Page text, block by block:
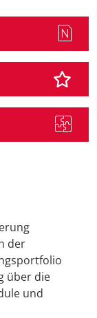
der
über die
und